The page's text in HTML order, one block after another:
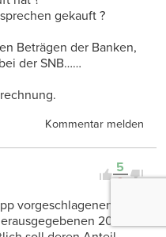
gekauft ?
Beträgen der Banken,
der SNB……
Kommentar melden
5
0
vorgeschlagenen, von
200